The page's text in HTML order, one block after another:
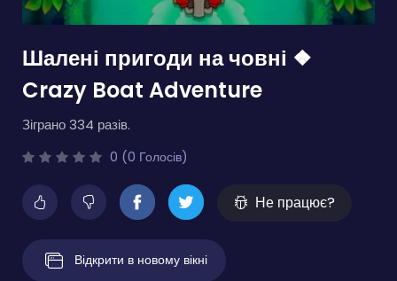
Шалені пригоди на човні ❖
Crazy Boat Adventure
Зіграно 334 разів.
0 (0 Голосів)
Не працює?
Відкрити в новому вікні